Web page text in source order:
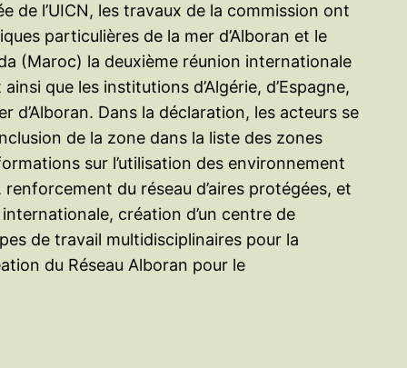
l’UICN, les travaux de la commission ont
particulières de la mer d’Alboran et le
(Maroc) la deuxième réunion internationale
que les institutions d’Algérie, d’Espagne,
Dans la déclaration, les acteurs se
de la zone dans la liste des zones
sur l’utilisation des environnement
du réseau d’aires protégées, et
création d’un centre de
de travail multidisciplinaires pour la
du Réseau Alboran pour le